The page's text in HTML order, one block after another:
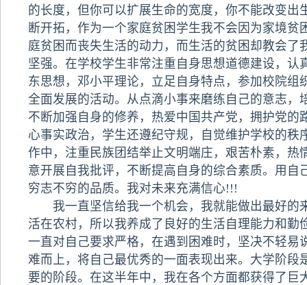
的长度，但你可以扩展生命的宽度，你不能改变出
断开拓，作为一个家庭贫困学生我不会因为家境贫
庭贫困而丧失生活的动力，而生活的贫困却教会了
坚强。在学校学生非常注重自身思想道德建设，认
东思想，邓小平理论，立足自身特点，参加校院组
全面发展的活动。从点滴小事来磨练自己的意志，
不断加强自身的修养，热爱中国共产党，拥护党的
心事实政治，学生还遵纪守规，自觉维护学校的秩
作中，注重民族团结举止文明端庄，艰苦朴素，热
意开展自我批评，不断提高自身的综合素质。用自
穷志不穷的品质。我对未来充满信心!!!
我一直坚信给我一个机会，我就能做出最好的
活在农村，所以我养成了良好的生活自理能力和勤
一直对自己要求严格，在遇到困难时，坚决不轻易
难而上，将自己最优秀的一面表现出来。大学阶段
要的阶段。在这半年中，我在各个方面都获得了巨